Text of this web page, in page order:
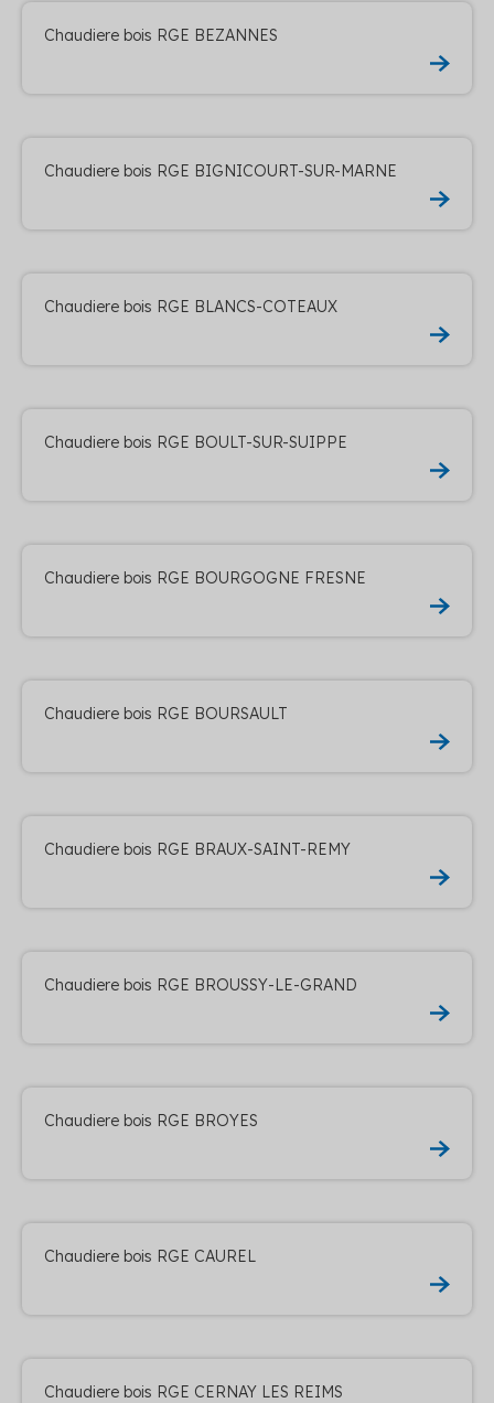
Chaudiere bois RGE BEZANNES
Chaudiere bois RGE BIGNICOURT-SUR-MARNE
Chaudiere bois RGE BLANCS-COTEAUX
Chaudiere bois RGE BOULT-SUR-SUIPPE
Chaudiere bois RGE BOURGOGNE FRESNE
Chaudiere bois RGE BOURSAULT
Chaudiere bois RGE BRAUX-SAINT-REMY
Chaudiere bois RGE BROUSSY-LE-GRAND
Chaudiere bois RGE BROYES
Chaudiere bois RGE CAUREL
Chaudiere bois RGE CERNAY LES REIMS